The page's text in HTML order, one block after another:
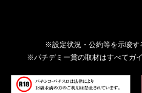
※設定状況・公約等を示唆す
※パチデミー賞の取材はすべてガ